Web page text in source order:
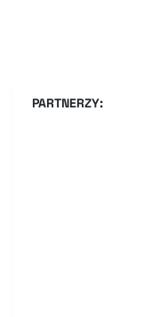
PARTNERZY: